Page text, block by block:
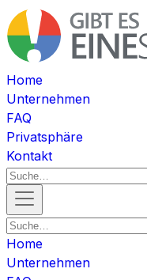
Home
Unternehmen
FAQ
Privatsphäre
Kontakt
Home
Unternehmen